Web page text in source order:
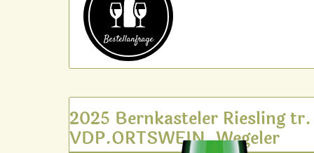
Bestell­anfrage
2025 Bernkasteler Riesling tr.
VDP.ORTSWEIN, Wegeler